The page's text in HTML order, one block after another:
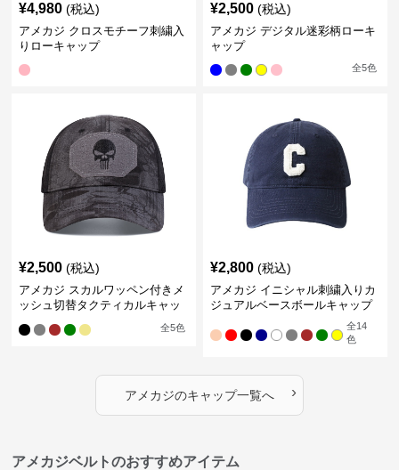
¥4,980 (税込)
アメカジ クロスモチーフ刺繍入
りローキャップ
¥2,500 (税込)
アメカジ デジタル迷彩柄ローキ
ャップ
全5色
¥2,500 (税込)
アメカジ スカルワッペン付きメ
ッシュ切替タクティカルキャッ
全5色
¥2,800 (税込)
アメカジ イニシャル刺繍入りカ
ジュアルベースボールキャップ
全14
色
アメカジのキャップ一覧へ ›
アメカジベルトのおすすめアイテム